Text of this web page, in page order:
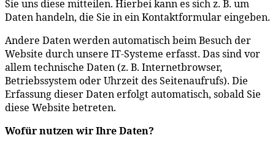
Sie uns diese mitteilen. Hierbei kann es sich z. B. um
Daten handeln, die Sie in ein Kontaktformular eingeben.
Andere Daten werden automatisch beim Besuch der
Website durch unsere IT-Systeme erfasst. Das sind vor
allem technische Daten (z. B. Internetbrowser,
Betriebssystem oder Uhrzeit des Seitenaufrufs). Die
Erfassung dieser Daten erfolgt automatisch, sobald Sie
diese Website betreten.
Wofür nutzen wir Ihre Daten?